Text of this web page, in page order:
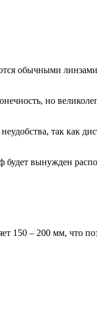
обычными
но
так как
будет вынужден
150 – 200 мм, что